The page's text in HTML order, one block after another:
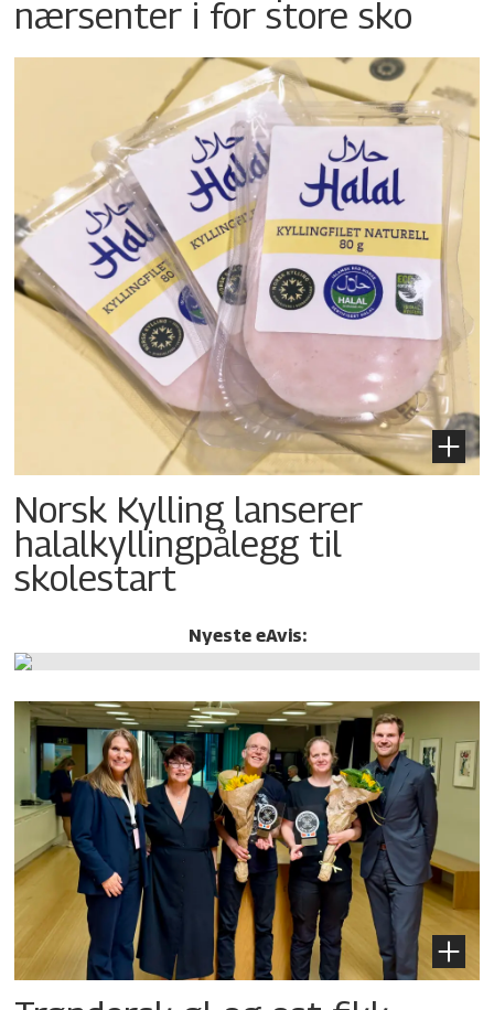
nærsenter i for store sko
Norsk Kylling lanserer
halalkylling­pålegg til
skolestart
Nyeste eAvis: